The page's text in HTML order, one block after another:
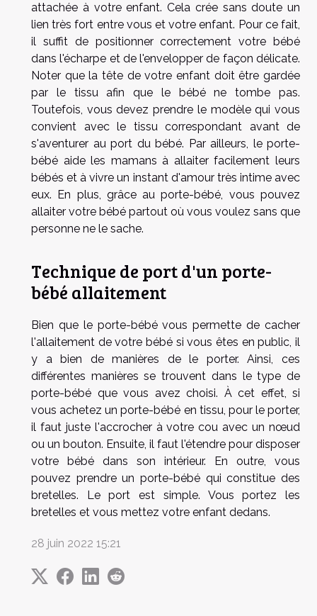
attachée à votre enfant. Cela crée sans doute un
lien très fort entre vous et votre enfant. Pour ce fait,
il suffit de positionner correctement votre bébé
dans l'écharpe et de l'envelopper de façon délicate.
Noter que la tête de votre enfant doit être gardée
par le tissu afin que le bébé ne tombe pas.
Toutefois, vous devez prendre le modèle qui vous
convient avec le tissu correspondant avant de
s'aventurer au port du bébé. Par ailleurs, le porte-
bébé aide les mamans à allaiter facilement leurs
bébés et à vivre un instant d'amour très intime avec
eux. En plus, grâce au porte-bébé, vous pouvez
allaiter votre bébé partout où vous voulez sans que
personne ne le sache.
Technique de port d'un porte-
bébé allaitement
Bien que le porte-bébé vous permette de cacher
l'allaitement de votre bébé si vous êtes en public, il
y a bien de manières de le porter. Ainsi, ces
différentes manières se trouvent dans le type de
porte-bébé que vous avez choisi. À cet effet, si
vous achetez un porte-bébé en tissu, pour le porter,
il faut juste l'accrocher à votre cou avec un nœud
ou un bouton. Ensuite, il faut l'étendre pour disposer
votre bébé dans son intérieur. En outre, vous
pouvez prendre un porte-bébé qui constitue des
bretelles. Le port est simple. Vous portez les
bretelles et vous mettez votre enfant dedans.
28 juin 2022 15:21